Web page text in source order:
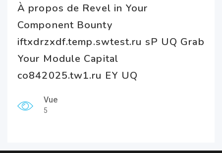
À propos de Revel in Your
Component Bounty
iftxdrzxdf.temp.swtest.ru sP UQ Grab
Your Module Capital
co842025.tw1.ru EY UQ
Vue
5